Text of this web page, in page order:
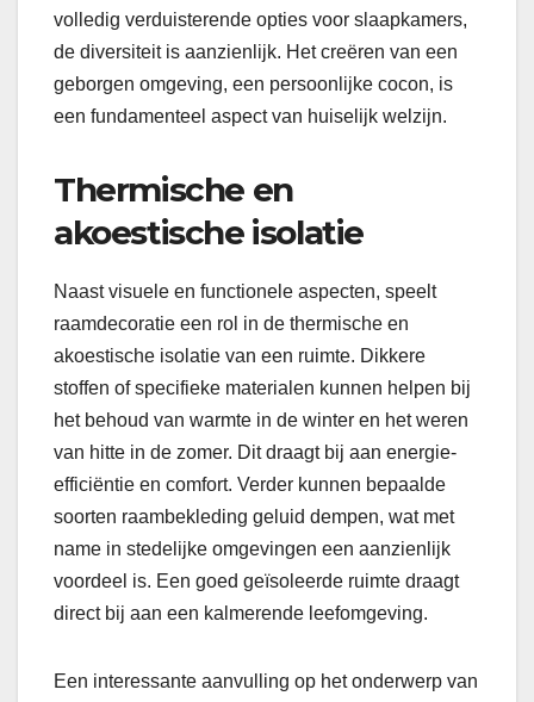
volledig verduisterende opties voor slaapkamers,
de diversiteit is aanzienlijk. Het creëren van een
geborgen omgeving, een persoonlijke cocon, is
een fundamenteel aspect van huiselijk welzijn.
Thermische en
akoestische isolatie
Naast visuele en functionele aspecten, speelt
raamdecoratie een rol in de thermische en
akoestische isolatie van een ruimte. Dikkere
stoffen of specifieke materialen kunnen helpen bij
het behoud van warmte in de winter en het weren
van hitte in de zomer. Dit draagt bij aan energie-
efficiëntie en comfort. Verder kunnen bepaalde
soorten raambekleding geluid dempen, wat met
name in stedelijke omgevingen een aanzienlijk
voordeel is. Een goed geïsoleerde ruimte draagt
direct bij aan een kalmerende leefomgeving.
Een interessante aanvulling op het onderwerp van